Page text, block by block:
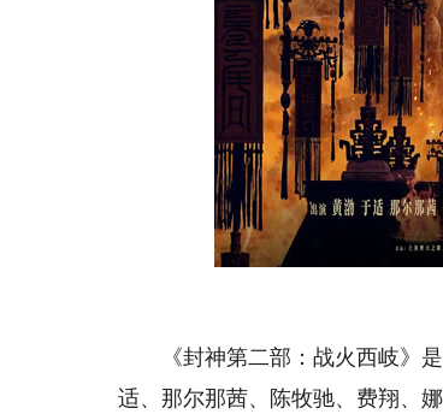
《封神第二部：战火西岐》是
适、那尔那茜、陈牧驰、费翔、